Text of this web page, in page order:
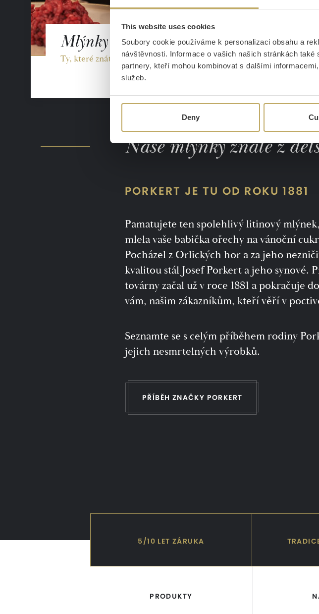
This website uses cookies
Soubory cookie používáme k personalizaci obsahu a
návštěvnosti. Informace o vašich našich stránkách
partnery, kteří mohou kombinovat s dalšími
služeb.
Deny
Mlýnky na maso
Ty, které znáte od babičky
Nože
Pro profesionály i
krále vaší kuchyně
Naše mlýnky znáte z
PORKERT JE TU OD ROKU 1881
Pamatujete ten spolehlivý litinový
mlela vaše babička ořechy na vánoční
Pocházel z Orlických hor a za jeho
kvalitou stál Josef Porkert a jeho synové.
továrny začal už v roce 1881 a pokračuje
vám, našim zákazníkům, kteří věří v
Seznamte se s celým příběhem rodiny
jejich nesmrtelných výrobků.
PŘÍBĚH ZNAČKY PORKERT
5/10 LET ZÁRUKA
PRODUKTY